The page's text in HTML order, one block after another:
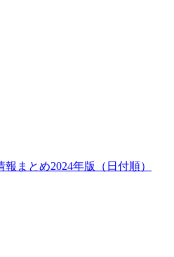
まとめ2024年版（日付順）